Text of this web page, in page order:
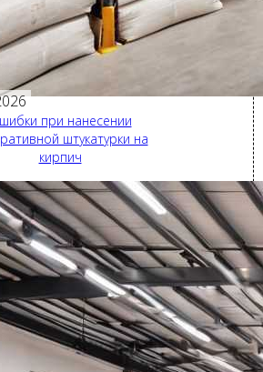
при нанесении
штукатурки на
кирпич